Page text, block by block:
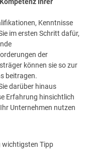
Kenntnisse
im ersten Schritt dafür,
der
können sie so zur
beitragen.
darüber hinaus
Erfahrung hinsichtlich
Unternehmen nutzen
wichtigsten Tipp